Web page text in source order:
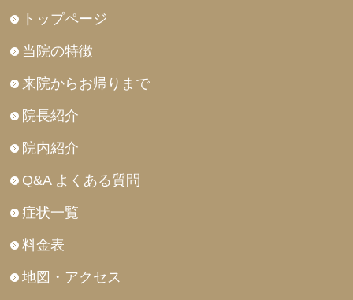
トップページ
当院の特徴
来院からお帰りまで
院長紹介
院内紹介
Q&A よくある質問
症状一覧
料金表
地図・アクセス